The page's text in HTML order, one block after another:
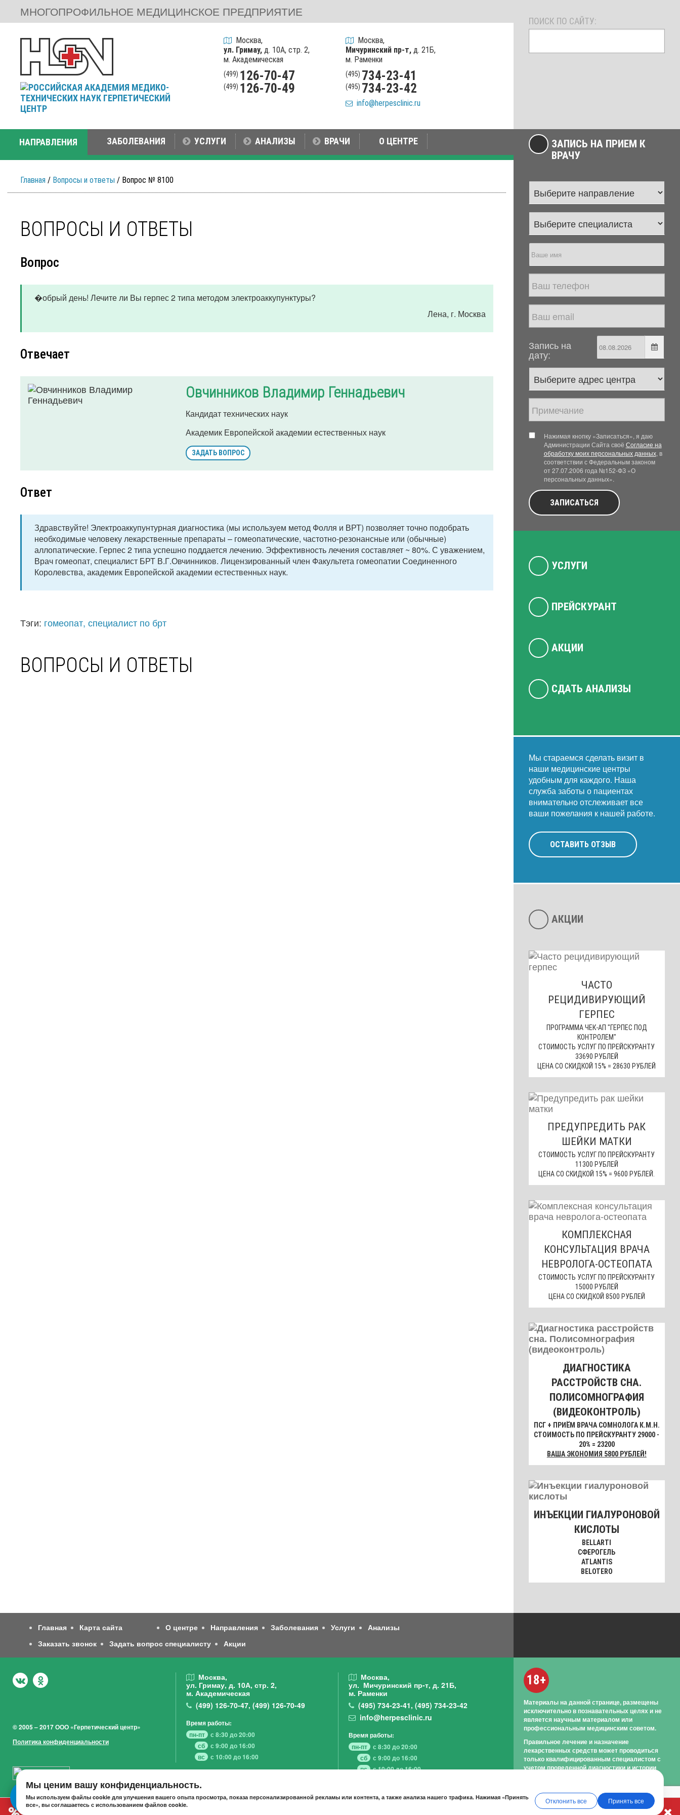
МНОГОПРОФИЛЬНОЕ МЕДИЦИНСКОЕ ПРЕДПРИЯТИЕ
Москва,
ул. Гримау,д. 10А, стр. 2,
м. Академическая
(499) 126-70-47
(499) 126-70-49
Москва,
Мичуринский пр-т, д. 21Б,
м. Раменки
(495) 734-23-41
(495) 734-23-42
info@herpesclinic.ru
ПОИСК ПО САЙТУ:
НАПРАВЛЕНИЯ ЗАБОЛЕВАНИЯ УСЛУГИ АНАЛИЗЫ ВРАЧИ О ЦЕНТРЕ
Главная / Вопросы и ответы / Вопрос № 8100
ВОПРОСЫ И ОТВЕТЫ
Вопрос
�обрый день! Лечите ли Вы герпес 2 типа методом электроаккупунктуры?
Лена, г. Москва
Отвечает
Овчинников Владимир Геннадьевич
Кандидат технических наук
Академик Европейской академии естественных наук
ЗАДАТЬ ВОПРОС
Ответ
Здравствуйте! Электроаккупунтурная диагностика (мы используем метод Фолля и ВРТ) позволяет точно подобрать
необходимые человеку лекарственные препараты – гомеопатические, частотно-резонансные или (обычные)
аллопатические. Герпес 2 типа успешно поддается лечению. Эффективность лечения составляет ~ 80%. С уважением,
Врач гомеопат, специалист БРТ В.Г.Овчинников. Лицензированный член Факультета гомеопатии Соединенного
Королевства, академик Европейской академии естественных наук.
Тэги: гомеопат, специалист по брт
ВОПРОСЫ И ОТВЕТЫ
ЗАПИСЬ НА ПРИЕМ К
ВРАЧУ
Запись на
дату:
Нажимая кнопку «Записаться», я даю
Администрации Сайта своё Согласие на
обработку моих персональных данных, в
соответствии с Федеральным законом
от 27.07.2006 года №152-ФЗ «О
персональных данных».
ЗАПИСАТЬСЯ
УСЛУГИ
ПРЕЙСКУРАНТ
АКЦИИ
СДАТЬ АНАЛИЗЫ
Мы стараемся сделать визит в
наши медицинские центры
удобным для каждого. Наша
служба заботы о пациентах
внимательно отслеживает все
ваши пожелания к нашей работе.
ОСТАВИТЬ ОТЗЫВ
АКЦИИ
ЧАСТО
РЕЦИДИВИРУЮЩИЙ
ГЕРПЕС
ПРОГРАММА ЧЕК-АП "ГЕРПЕС ПОД
КОНТРОЛЕМ"
СТОИМОСТЬ УСЛУГ ПО ПРЕЙСКУРАНТУ
33690 РУБЛЕЙ
ЦЕНА СО СКИДКОЙ 15% = 28630 РУБЛЕЙ
ПРЕДУПРЕДИТЬ РАК
ШЕЙКИ МАТКИ
СТОИМОСТЬ УСЛУГ ПО ПРЕЙСКУРАНТУ
11300 РУБЛЕЙ
ЦЕНА СО СКИДКОЙ 15% = 9600 РУБЛЕЙ.
КОМПЛЕКСНАЯ
КОНСУЛЬТАЦИЯ ВРАЧА
НЕВРОЛОГА-ОСТЕОПАТА
СТОИМОСТЬ УСЛУГ ПО ПРЕЙСКУРАНТУ
15000 РУБЛЕЙ
ЦЕНА СО СКИДКОЙ 8500 РУБЛЕЙ
ДИАГНОСТИКА
РАССТРОЙСТВ СНА.
ПОЛИСОМНОГРАФИЯ
(ВИДЕОКОНТРОЛЬ)
ПСГ + ПРИЁМ ВРАЧА СОМНОЛОГА К.М.Н.
СТОИМОСТЬ ПО ПРЕЙСКУРАНТУ 29000 -
20% = 23200
ВАША ЭКОНОМИЯ 5800 РУБЛЕЙ!
ИНЪЕКЦИИ ГИАЛУРОНОВОЙ
КИСЛОТЫ
BELLARTI
СФЕРОГЕЛЬ
ATLANTIS
BELOTERO
Главная Карта сайта О центре Направления Заболевания Услуги
Анализы
Заказать звонок
Задать вопрос специалисту Акции
© 2005 – 2017 ООО «Герпетический центр»
Политика конфиденциальности
Москва,
ул. Гримау, д. 10А, стр. 2,
м. Академическая
(499) 126-70-47, (499) 126-70-49
Время работы:
пн-пт
с 8:30 до 20:00
сб
с 9:00 до 16:00
вс
с 10:00 до 16:00
Москва,
ул. Мичуринский пр-т, д. 21Б,
м. Раменки
(495)734-23-41,(495)734-23-42
info@herpesclinic.ru
Время работы:
пн-пт
с 8:30 до 20:00
сб
с 9:00 до 16:00
вс
с 10:00 до 16:00
18+
Материалы на данной странице, размещены
исключительно в познавательных целях и не
является научным материалом или
профессиональным медицинским советом.
Правильное лечение и назначение
лекарственных средств может проводиться
только квалифицированным специалистом с
учетом проведенной диагностики и истории
Мы ценим вашу конфиденциальность.
Мы используем файлы cookie для улучшения вашего опыта просмотра, показа персонализированной рекламы или контента, а также анализа нашего трафика. Нажимая «Принять
все», вы соглашаетесь с использованием файлов cookie.
Отклонить все Принять все